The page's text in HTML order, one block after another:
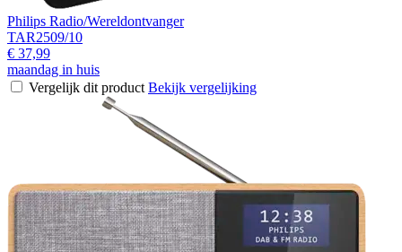
Philips Radio/Wereldontvanger
TAR2509/10
€ 37,99
maandag in huis
Vergelijk dit product Bekijk vergelijking